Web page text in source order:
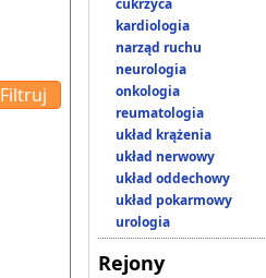
cukrzyca
kardiologia
narząd ruchu
neurologia
onkologia
reumatologia
układ krążenia
układ nerwowy
układ oddechowy
układ pokarmowy
urologia
Rejony